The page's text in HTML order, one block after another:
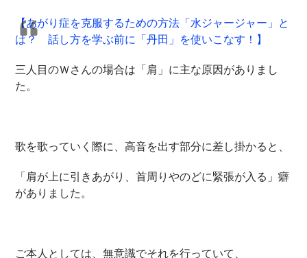
【あがり症を克服するための方法「水ジャージャー」と
は？ 話し方を学ぶ前に「丹田」を使いこなす！】
三人目のＷさんの場合は「肩」に主な原因がありまし
た。
歌を歌っていく際に、高音を出す部分に差し掛かると、
「肩が上に引きあがり、首周りやのどに緊張が入る」癖
がありました。
ご本人としては、無意識でそれを行っていて、